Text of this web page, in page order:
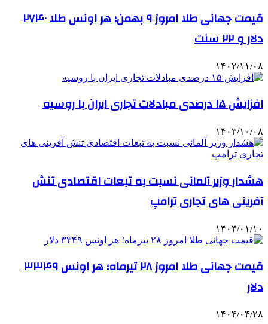
قیمت جهانی طلا امروز ۹ بهمن؛ هر اونس طلا ۲۷۴۰
دلار و ۲۲ سنت
۱۴۰۲/۱۱/۰۸
افزایش ۱۵ درصدی مبادلات تجاری ایران با روسیه
۱۴۰۳/۱۰/۰۸
هشدار وزیر آلمانی نسبت به تبعات اقتصادی تنش
آفرینی های تجاری ترامپ
۱۴۰۴/۰۱/۱۰
قیمت جهانی طلا امروز ۲۸ تیرماه؛ هر اونس ۳۳۴۹
دلار
۱۴۰۴/۰۴/۲۸